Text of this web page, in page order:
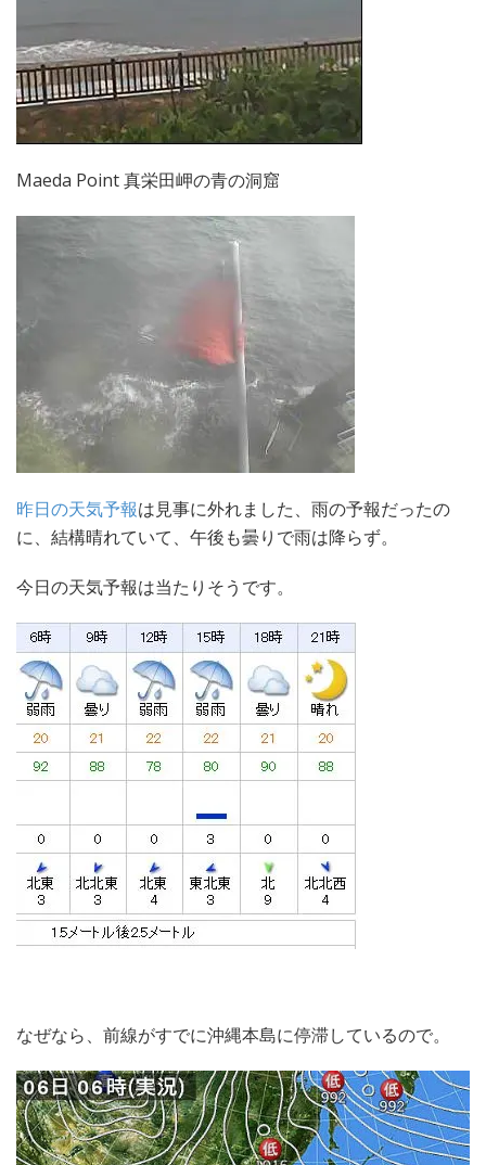
Maeda Point 真栄田岬の青の洞窟
昨日の天気予報は見事に外れました、雨の予報だったの
に、結構晴れていて、午後も曇りで雨は降らず。
今日の天気予報は当たりそうです。
なぜなら、前線がすでに沖縄本島に停滞しているので。